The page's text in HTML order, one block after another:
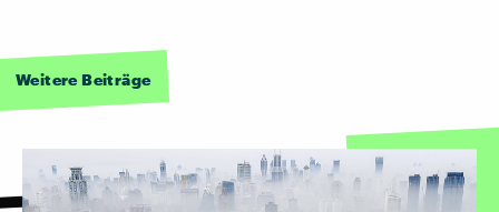
Weitere Beiträge